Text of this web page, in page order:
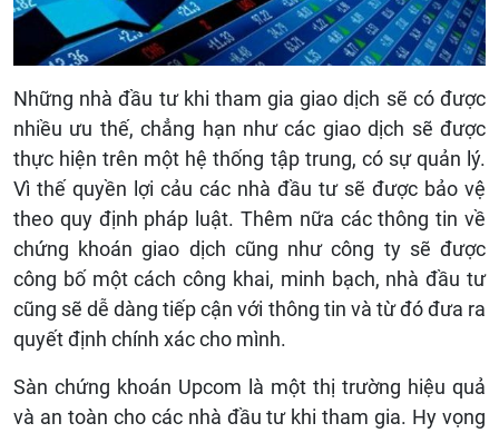
Những nhà đầu tư khi tham gia giao dịch sẽ có được
nhiều ưu thế, chẳng hạn như các giao dịch sẽ được
thực hiện trên một hệ thống tập trung, có sự quản lý.
Vì thế quyền lợi cảu các nhà đầu tư sẽ được bảo vệ
theo quy định pháp luật. Thêm nữa các thông tin về
chứng khoán giao dịch cũng như công ty sẽ được
công bố một cách công khai, minh bạch, nhà đầu tư
cũng sẽ dễ dàng tiếp cận với thông tin và từ đó đưa ra
quyết định chính xác cho mình.
Sàn chứng khoán Upcom là một thị trường hiệu quả
và an toàn cho các nhà đầu tư khi tham gia. Hy vọng